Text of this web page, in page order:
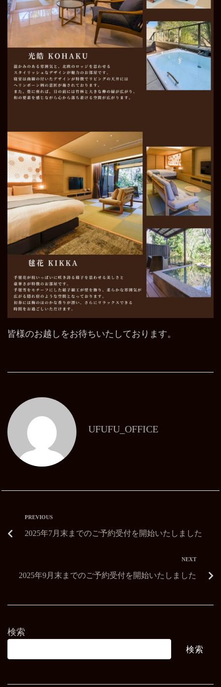
皆様のお越しをお待ちいたしております。
UFUFU_OFFICE
PREVIOUS
2025年7月末までのご予約受付を開始いたしました
NEXT
2025年9月末までのご予約受付を開始いたしました
検索
検索